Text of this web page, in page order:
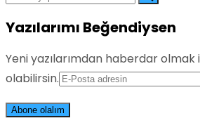
Yazılarımı Beğendiysen
Yeni yazılarımdan haberdar olmak
olabilirsin.